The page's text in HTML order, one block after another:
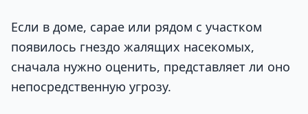
Если в доме, сарае или рядом с участком
появилось гнездо жалящих насекомых,
сначала нужно оценить, представляет ли оно
непосредственную угрозу.